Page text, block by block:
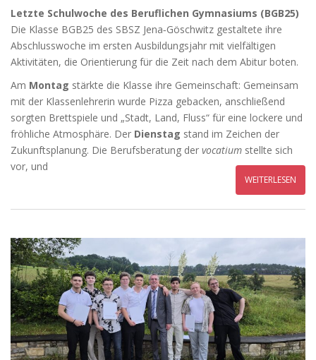
Letzte Schulwoche des Beruflichen Gymnasiums (BGB25)
Die Klasse BGB25 des SBSZ Jena‑Göschwitz gestaltete ihre
Abschlusswoche im ersten Ausbildungsjahr mit vielfältigen
Aktivitäten, die Orientierung für die Zeit nach dem Abitur boten.
Am Montag stärkte die Klasse ihre Gemeinschaft: Gemeinsam
mit der Klassenlehrerin wurde Pizza gebacken, anschließend
sorgten Brettspiele und „Stadt, Land, Fluss“ für eine lockere und
fröhliche Atmosphäre. Der Dienstag stand im Zeichen der
Zukunftsplanung. Die Berufsberatung der vocatium stellte sich
vor, und
WEITERLESEN